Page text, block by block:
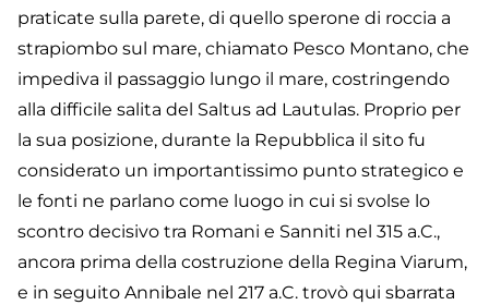
praticate sulla parete, di quello sperone di roccia a
strapiombo sul mare, chiamato Pesco Montano, che
impediva il passaggio lungo il mare, costringendo
alla difficile salita del Saltus ad Lautulas. Proprio per
la sua posizione, durante la Repubblica il sito fu
considerato un importantissimo punto strategico e
le fonti ne parlano come luogo in cui si svolse lo
scontro decisivo tra Romani e Sanniti nel 315 a.C.,
ancora prima della costruzione della Regina Viarum,
e in seguito Annibale nel 217 a.C. trovò qui sbarrata